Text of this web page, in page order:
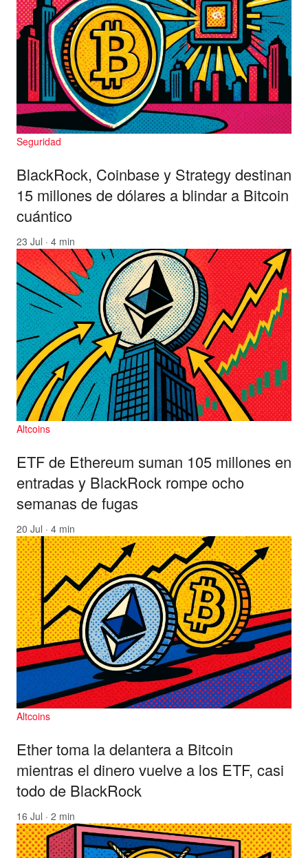
Seguridad
BlackRock, Coinbase y Strategy destinan
15 millones de dólares a blindar a Bitcoin
cuántico
23 Jul · 4 min
Altcoins
ETF de Ethereum suman 105 millones en
entradas y BlackRock rompe ocho
semanas de fugas
20 Jul · 4 min
Altcoins
Ether toma la delantera a Bitcoin
mientras el dinero vuelve a los ETF, casi
todo de BlackRock
16 Jul · 2 min